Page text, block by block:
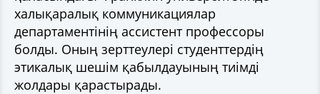
халықаралық коммуникациялар
департаментінің ассистент профессоры
болды. Оның зерттеулері студенттердің
этикалық шешім қабылдауының тиімді
жолдары қарастырады.